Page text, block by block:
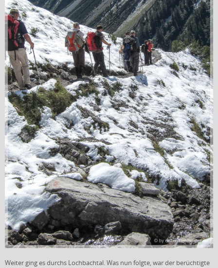
Weiter ging es durchs Lochbachtal. Was nun folgte, war der berüchtigte